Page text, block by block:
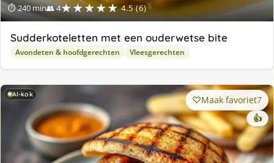
⏱ 240 min👥 4★★★★★ 4.5 (6)
Sudderkoteletten met een ouderwetse bite
Avondeten & hoofdgerechten Vleesgerechten
AI-kok Maak favoriet7
👍